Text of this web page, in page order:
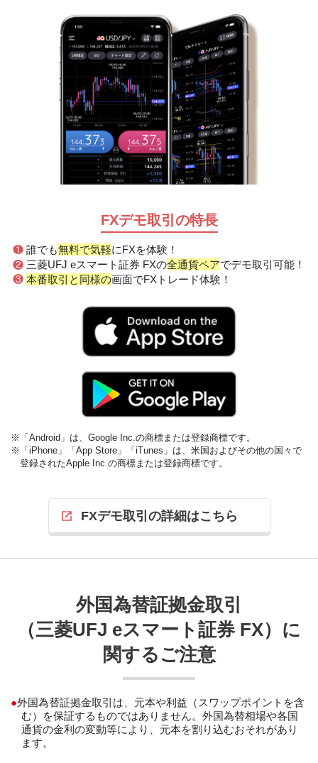
FXデモ取引の特長
❶ 誰でも無料で気軽にFXを体験！
❷ 三菱UFJ eスマート証券 FXの全通貨ペアでデモ取引可能！
❸ 本番取引と同様の画面でFXトレード体験！
※「Android」は、Google Inc.の商標または登録商標です。
※「iPhone」「App Store」「iTunes」は、米国およびその他の国々で
登録されたApple Inc.の商標または登録商標です。
FXデモ取引の詳細はこちら
外国為替証拠金取引
（三菱UFJ eスマート証券 FX）に
関するご注意
外国為替証拠金取引は、元本や利益（スワップポイントを含
む）を保証するものではありません。外国為替相場や各国
通貨の金利の変動等により、元本を割り込むおそれがあり
ます。